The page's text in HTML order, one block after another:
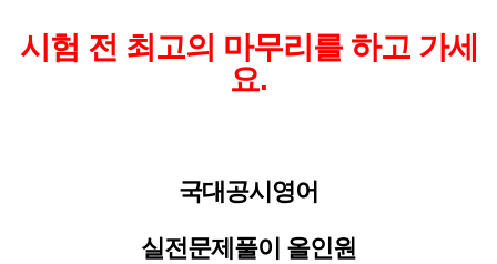
시험 전 최고의 마무리를 하고 가세
요.
국대공시영어
실전문제풀이 올인원